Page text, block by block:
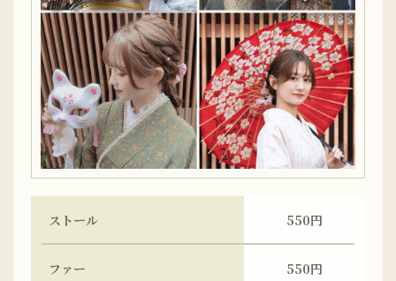
ストール 550円
ファー 550円